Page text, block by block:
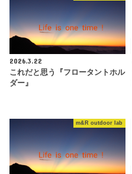
2026.3.22
これだと思う『フロータントホル
ダー』
m&R outdoor lab